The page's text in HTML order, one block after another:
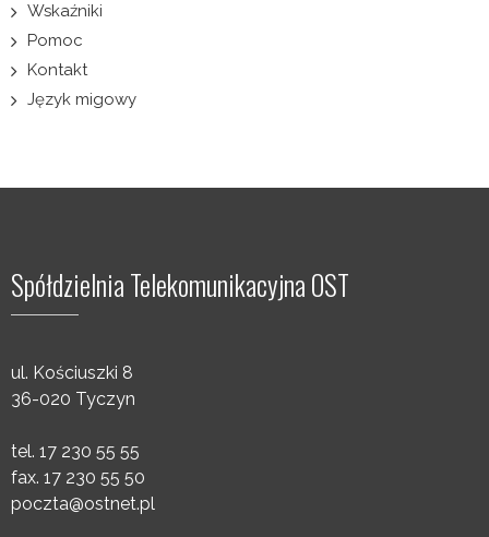
Wskaźniki
Pomoc
Kontakt
Język migowy
Spółdzielnia Telekomunikacyjna OST
ul. Kościuszki 8
36-020 Tyczyn
tel. 17 230 55 55
fax. 17 230 55 50
poczta@ostnet.pl